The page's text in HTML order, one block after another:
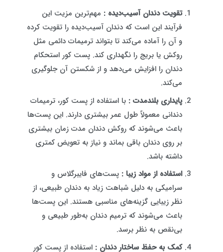
تقویت دندان آسیب‌دیده : مهم‌ترین مزیت این
فرآیند این است که دندان آسیب‌دیده را تقویت کرده
و آن را آماده می‌کند تا بتواند ترمیمات دائمی مثل
روکش یا بریج را نگهداری کند. پست کور استحکام
دندان را افزایش می‌دهد و از شکستن آن جلوگیری
می‌کند.
پایداری بلندمدت :با استفاده از پست کور، ترمیمات
دندانی معمولاً طول عمر بیشتری دارند. این پست‌ها
باعث می‌شوند که روکش دندان مدت زمان بیشتری
بر روی دندان باقی بماند و نیاز به تعویض کمتری
داشته باشد.
استفاده از مواد زیبا :پست‌های فایبرگلاس و
سرامیکی به دلیل شباهت زیاد به دندان طبیعی، از
نظر زیبایی گزینه‌های مناسبی هستند. این پست‌ها
باعث می‌شوند که ترمیم دندان به‌طور طبیعی و
بی‌نقص به نظر برسد.
کمک به حفظ ساختار دندان :استفاده از پست کور